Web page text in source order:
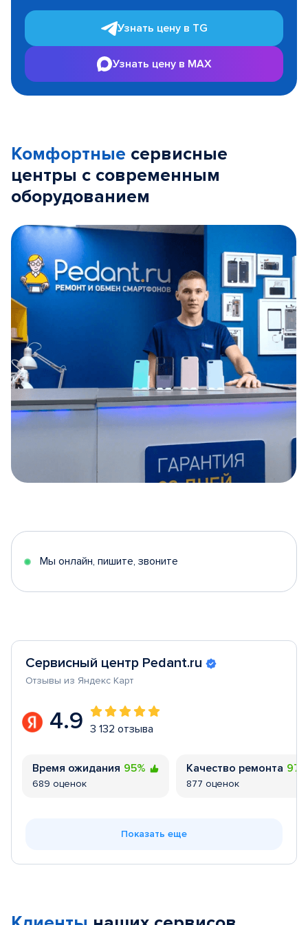
Узнать цену в TG
Узнать цену в MAX
Комфортные сервисные
центры с современным
оборудованием
5
Мы онлайн, пишите, звоните
Сервисный центр Pedant.ru
Отзывы из Яндекс Карт
4.9 3 132 отзыва
Время ожидания 95%
689 оценок
Качество ремонта
877 оценок
Показать еще